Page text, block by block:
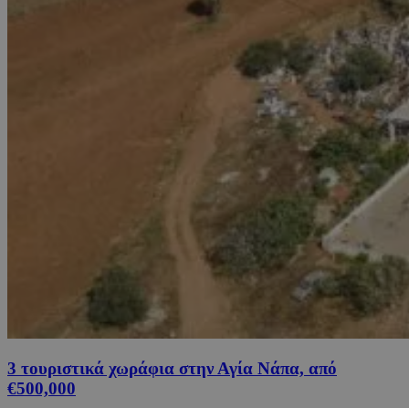
3 τουριστικά χωράφια στην Αγία Νάπα, από
€500,000